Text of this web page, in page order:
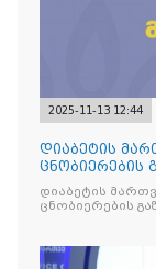
2025-11-13 12:44
დიაბეტის
ცნობიერების
დიაბეტის
ცნობიერების